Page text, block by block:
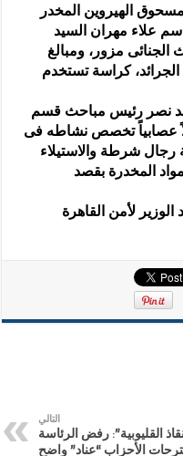
الهيروين المخدر
علاء مهران السيد
مزور، ومبالغ
كراسة تستخدم
نصر رئيس مباحث قسم
عصابياً تخصص نشاطه فى
رجال شرطة والاستيلاء
المخدرة بقصد
لأمن القاهرة
التالي
القليوبية”: رفض الرئاسة
الأحزاب “عناد” واضح